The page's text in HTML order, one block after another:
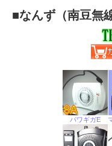
■なんず（南豆無